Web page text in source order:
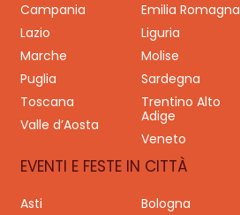
Campania
Emilia Romagna
Lazio
Liguria
Marche
Molise
Puglia
Sardegna
Toscana
Trentino Alto
Adige
Valle d’Aosta
Veneto
EVENTI E FESTE IN CITTÀ
Asti Bologna